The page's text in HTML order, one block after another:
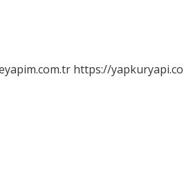
https://